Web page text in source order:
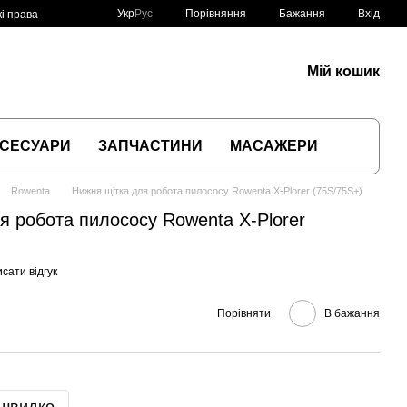
права
УкрРус Порівняння Бажання Вхід
Мій кошик
ЗАПЧАСТИНИ МАСАЖЕРИ
Rowenta Нижня щітка для робота пилососу Rowenta X-Plorer (75S/75S+)
робота пилососу Rowenta X-Plorer
відгук
Порівняти В бажання